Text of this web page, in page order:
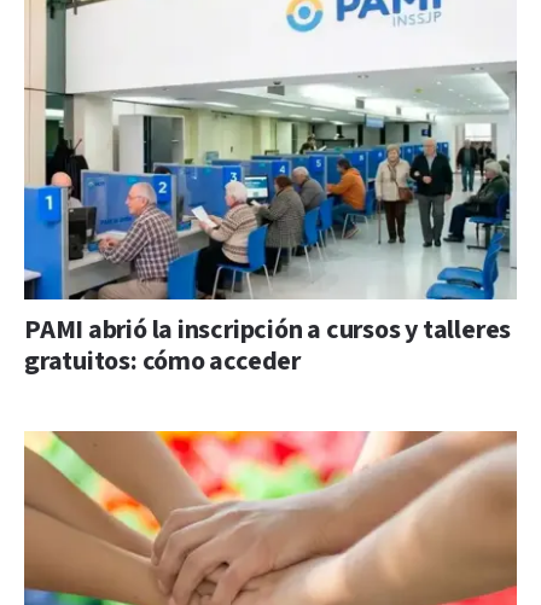
PAMI abrió la inscripción a cursos y talleres
gratuitos: cómo acceder